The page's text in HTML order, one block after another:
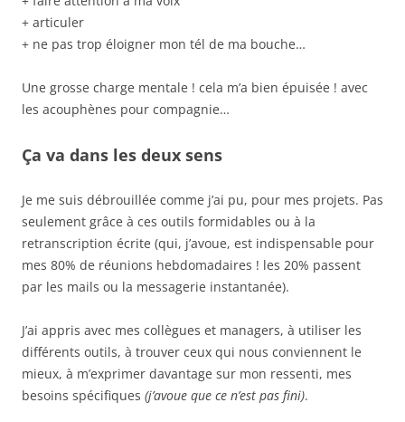
+ articuler
+ ne pas trop éloigner mon tél de ma bouche…
Une grosse charge mentale ! cela m’a bien épuisée ! avec
les acouphènes pour compagnie…
Ça va dans les deux sens
Je me suis débrouillée comme j’ai pu, pour mes projets. Pas
seulement grâce à ces outils formidables ou à la
retranscription écrite (qui, j’avoue, est indispensable pour
mes 80% de réunions hebdomadaires ! les 20% passent
par les mails ou la messagerie instantanée).
J’ai appris avec mes collègues et managers, à utiliser les
différents outils, à trouver ceux qui nous conviennent le
mieux, à m’exprimer davantage sur mon ressenti, mes
besoins spécifiques (j’avoue que ce n’est pas fini).